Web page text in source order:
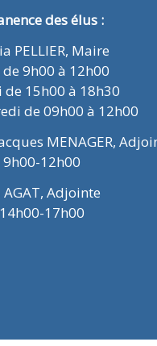
des élus :
PELLIER, Maire
9h00 à 12h00
15h00 à 18h30
de 09h00 à 12h00
MENAGER,
12h00
AGAT, Adjointe
17h00